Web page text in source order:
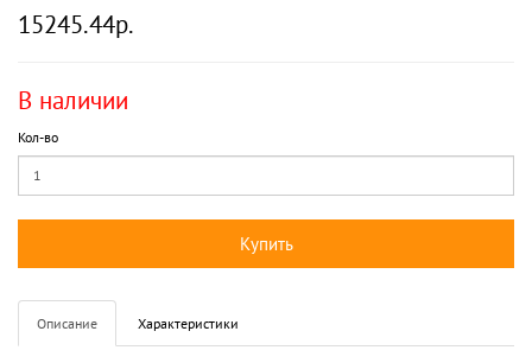
15245.44р.
В наличии
Кол-во
Купить
Описание Характеристики